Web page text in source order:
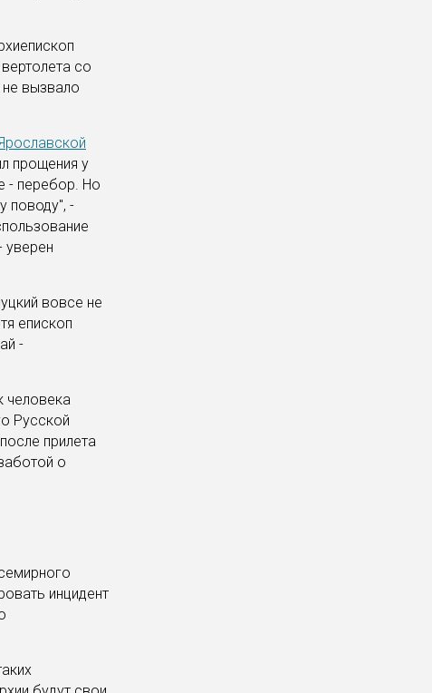
со
вызвало
прощения у
- перебор. Но
поводу", -
уверен
вовсе не
епископ
-
человека
Русской
прилета
о
инцидент